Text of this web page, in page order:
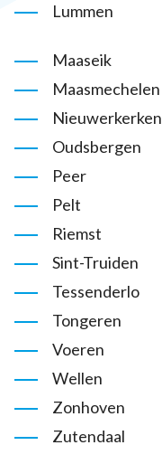
Lummen
Maaseik
Maasmechelen
Nieuwerkerken
Oudsbergen
Peer
Pelt
Riemst
Sint-Truiden
Tessenderlo
Tongeren
Voeren
Wellen
Zonhoven
Zutendaal